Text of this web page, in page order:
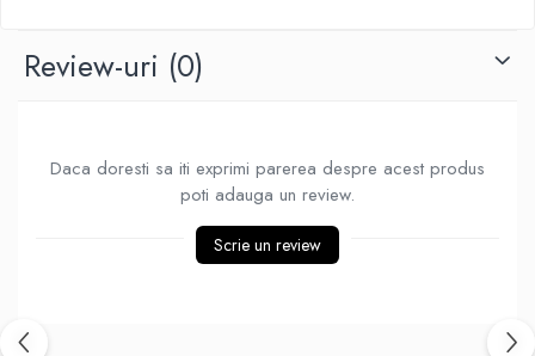
Review-uri (0)
Daca doresti sa iti exprimi parerea despre acest produs
poti adauga un review.
Scrie un review